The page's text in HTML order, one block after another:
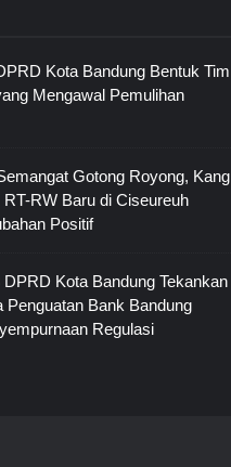
Kota Bandung Bentuk Tim
Mengawal Pemulihan
Gotong Royong, Kang
RT-RW Baru di Ciseureuh
Positif
Kota Bandung Tekankan
Penguatan Bank Bandung
Regulasi